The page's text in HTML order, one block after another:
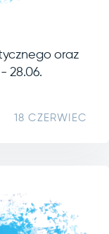
oraz
28.06.
18 CZERWIEC